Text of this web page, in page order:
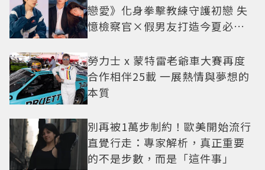
戀愛》化身拳擊教練守護初戀 失
憶檢察官×假男友打造今夏必看
勞力士 x 蒙特雷老爺車大賽再度
合作相伴25載 一展熱情與夢想的
本質
別再被1萬步制約！歐美開始流行
直覺行走：專家解析，真正重要
的不是步數，而是「這件事」